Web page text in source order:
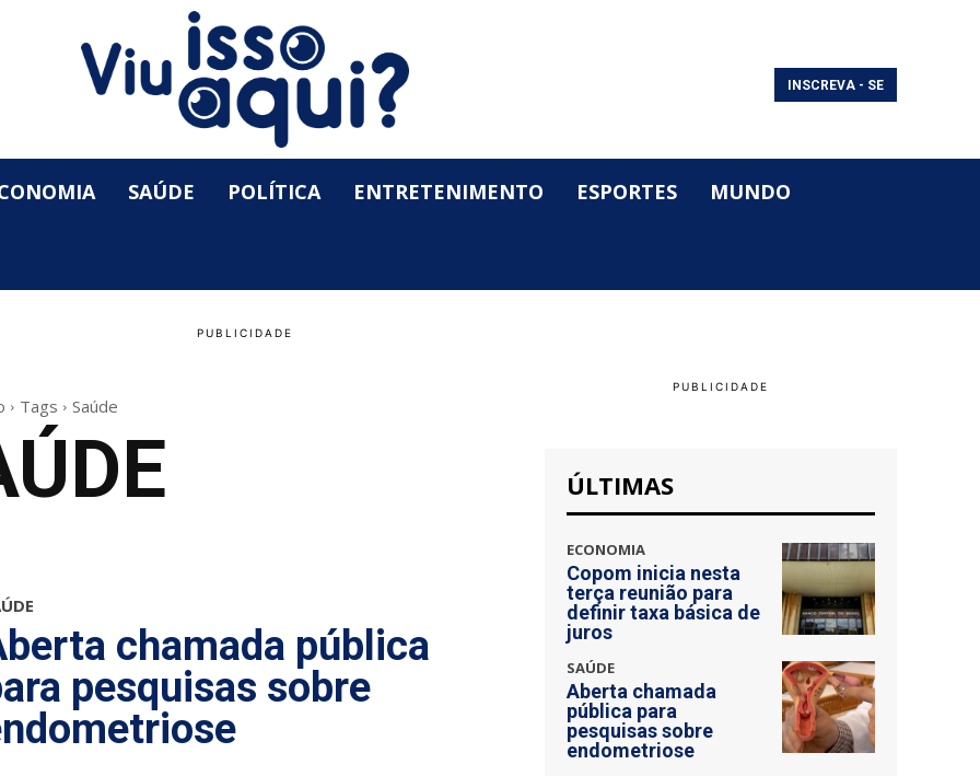
INSCREVA - SE
SAÚDE POLÍTICA ENTRETENIMENTO ESPORTES MUNDO
Tags Saúde
chamada pública
pesquisas sobre
ÚLTIMAS
ECONOMIA
Copom inicia nesta
terça reunião para
definir taxa básica de
juros
SAÚDE
Aberta chamada
pública para
pesquisas sobre
endometriose